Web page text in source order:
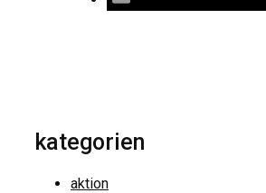
kategorien
aktion